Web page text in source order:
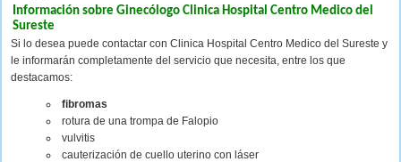
Información sobre Ginecólogo Clinica Hospital Centro Medico del
Sureste
Si lo desea puede contactar con Clinica Hospital Centro Medico del Sureste y
le informarán completamente del servicio que necesita, entre los que
destacamos:
fibromas
rotura de una trompa de Falopio
vulvitis
cauterización de cuello uterino con láser